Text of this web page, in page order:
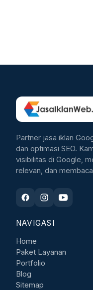
Partner jasa iklan
dan optimasi SEO.
visibilitas di Google,
relevan, dan
NAVIGASI
Home
Paket Layanan
Portfolio
Blog
Sitemap